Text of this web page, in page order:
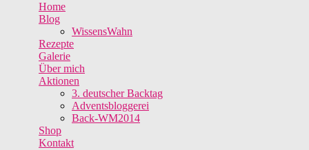
Home
Blog
WissensWahn
Rezepte
Galerie
Über mich
Aktionen
3. deutscher Backtag
Adventsbloggerei
Back-WM2014
Shop
Kontakt